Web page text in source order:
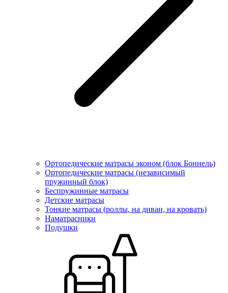
Ортопедические матрасы эконом (блок Боннель)
Ортопедические матрасы (независимый
пружинный блок)
Беcпружинные матрасы
Детские матрасы
Тонкие матрасы (роллы, на диван, на кровать)
Наматрасники
Подушки